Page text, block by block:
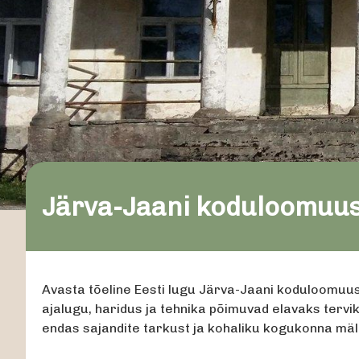
Järva-Jaani
Avasta tõeline Eesti lugu Järva-Jaani
ajalugu, haridus ja tehnika põimuvad elavaks
endas sajandite tarkust ja kohaliku kogukonna